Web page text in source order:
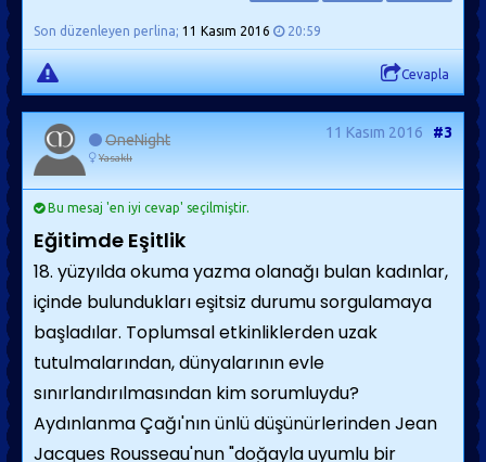
Son düzenleyen perlina; 11 Kasım 2016 20:59
Cevapla
OneNight
Yasaklı
11 Kasım 2016 #3
Bu mesaj 'en iyi cevap' seçilmiştir.
Eğitimde Eşitlik
18. yüzyılda okuma yazma olanağı bulan kadınlar,
içinde bulundukları eşitsiz durumu sorgulamaya
başladılar. Toplumsal etkinliklerden uzak
tutulmalarından, dünyalarının evle
sınırlandırılmasından kim sorumluydu?
Aydınlanma Çağı'nın ünlü düşünürlerinden Jean
Jacques Rousseau'nun "doğayla uyumlu bir